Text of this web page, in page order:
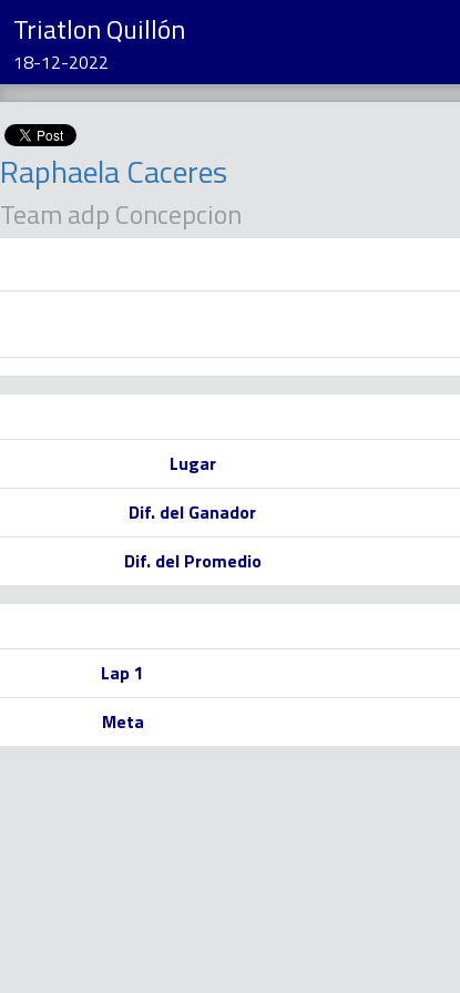
Triatlon Quillón
18-12-2022
Raphaela Caceres
Team adp Concepcion
Lugar
Dif. del Ganador
Dif. del Promedio
Lap 1
Meta